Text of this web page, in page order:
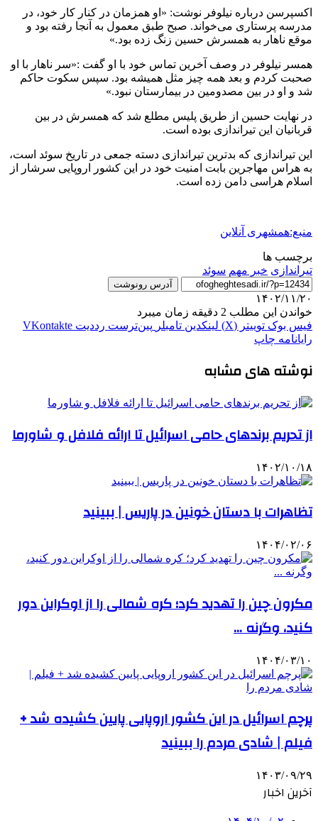
اکسپرسن درباره نیلوفر نوشت: «او همزمان در کنار کار خود، در
مدرسه پرستاری می‌خواند. صبح طبق معمول به آنجا رفته بود و
موقع ناهار به همسرش حسین زنگ زده بود.»
همسر نیلوفر در وصف آخرین تماس خود با او گفت :«سر ناهار با او
صحبت کردم و بعد همه چیز مثل همیشه بود. سپس سکوت حاکم
شد و او در بین مصدومین در بیمارستان نبود.»
در نهایت حسین از طریق پلیس مطلع شد که همسرش در بین
قربانیان این تیراندازی بوده است.
این تیراندازی که بدترین تیراندازی دسته جمعی در تاریخ سوئد است،
به هراس مهاجرین بابت امنیت خود در این کشور اروپایی سرشار از
اسلام هراسی دامن زده است.
منبع:همشهری آنلاین
برچسب ها
تیراندازی خبر مهم سوئد
آدرس رونوشت
۱۴۰۲/۱۱/۲۰
خواندن این مطلب 2 دقیقه زمان میبرد
فیس بوک توییتر (X) لینکدین ‫تامبلر ‫پین‌ترست ‫رددیت ‫VKontakte
رایانامه چاپ
نوشته های مشابه
از تحریم برندهای حامی اسرائیل تا ارائه فلافل و شاورما
۱۴۰۲/۱۰/۱۸
تظاهرات با دستان خونین در پاریس | ببینید
۱۴۰۴/۰۲/۰۶
مکرون چین را تهدید کرد؛ کره شمالی را از اوکراین دور
کنید، وگرنه …
۱۴۰۴/۰۳/۱۰
پرچم اسرائیل در این کشور اروپایی پایین کشیده شد +
فیلم | شادی مردم را ببینید
۱۴۰۳/۰۹/۲۹
آخرین اخبار